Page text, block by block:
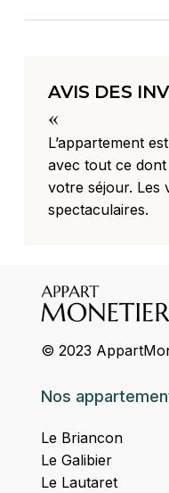
AVIS DES
«
L’appartement
avec tout ce
votre séjour. Les
spectaculaires.
© 2023
Nos
Le Briancon
Le Galibier
Le Lautaret